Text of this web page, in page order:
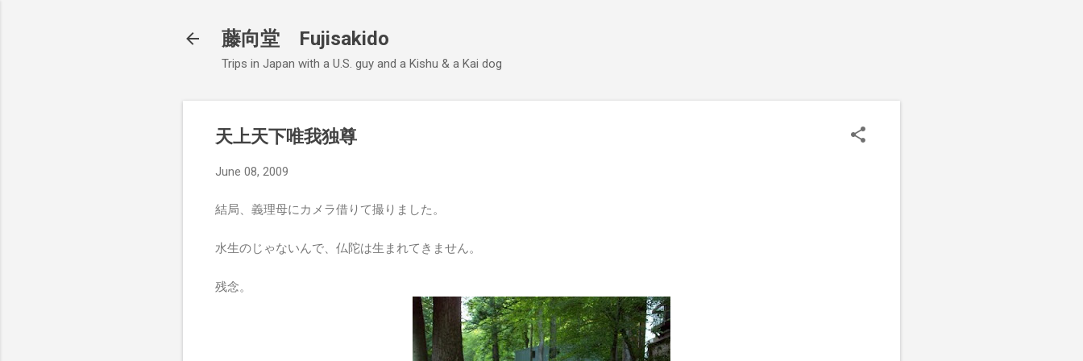
藤向堂 Fujisakido
Trips in Japan with a U.S. guy and a Kishu & a Kai dog
天上天下唯我独尊
June 08, 2009
結局、義理母にカメラ借りて撮りました。
水生のじゃないんで、仏陀は生まれてきません。
残念。